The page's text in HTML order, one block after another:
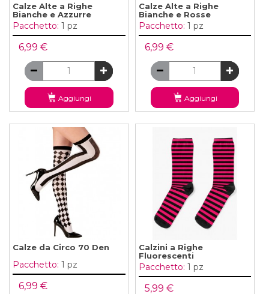
Calze Alte a Righe
Bianche e Azzurre
Pacchetto: 1 pz
6,99 €
Aggiungi
Calze Alte a Righe
Bianche e Rosse
Pacchetto: 1 pz
6,99 €
Aggiungi
Calze da Circo 70 Den
Pacchetto: 1 pz
6,99 €
Calzini a Righe
Fluorescenti
Pacchetto: 1 pz
5,99 €